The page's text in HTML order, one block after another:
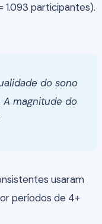
participantes).
do sono
magnitude do
usaram
períodos de 4+